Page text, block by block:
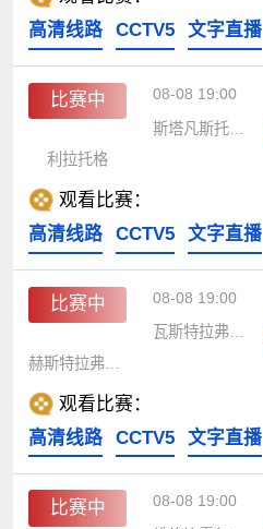
高清线路
CCTV5 文字直播
比赛中 08-08 19:00
斯塔凡斯托普联
利拉托格
观看比赛：
高清线路
CCTV5 文字直播
比赛中 08-08 19:00
瓦斯特拉弗罗伦达
观看比赛：
高清线路
CCTV5 文字直播
比赛中 08-08 19:00